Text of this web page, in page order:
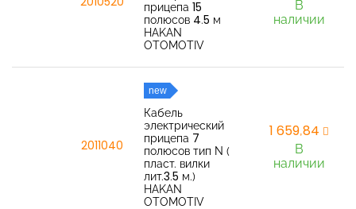
прицепа 15
полюсов 4.5 м
HAKAN
OTOMOTIV
В
наличии
2011040
new
Кабель
электрический
прицепа 7
полюсов тип N (
пласт. вилки
лит.3.5 м.)
HAKAN
OTOMOTIV
1 659,84
В
наличии